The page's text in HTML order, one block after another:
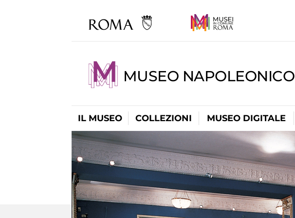
MUSEO NAPOLEONICO
IL MUSEO COLLEZIONI MUSEO DIGITALE